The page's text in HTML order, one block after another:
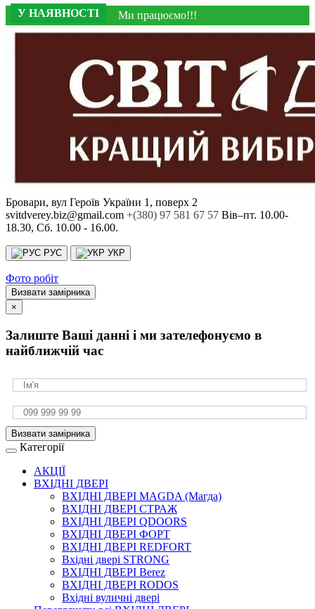
Ми працюємо!!!
Бровари, вул Героїв України 1, поверх 2
svitdverey.biz@gmail.com +(380) 97 581 67 57 Вів–пт. 10.00-
18.30, Сб. 10.00 - 16.00.
РУС УКР
Фото робіт
Визвати замірника
×
Залиште Ваші данні і ми зателефонуємо в
найближчій час
Визвати замірника
Категорії
АКЦІЇ
ВХІДНІ ДВЕРІ
ВХІДНІ ДВЕРІ МAGDA (Магда)
ВХІДНІ ДВЕРІ СТРАЖ
ВХІДНІ ДВЕРІ QDOORS
ВХІДНІ ДВЕРІ ФОРТ
ВХІДНІ ДВЕРІ REDFORT
Вхідні двері STRONG
ВХІДНІ ДВЕРІ Berez
ВХІДНІ ДВЕРІ RODOS
Вхідні вуличні двері
У НАЯВНОСТІ
У НАЯВНОСТІ
У НАЯВНОСТІ
У НАЯВНОСТІ
У НАЯВНОСТІ
У НАЯВНОСТІ
У НАЯВНОСТІ
У НАЯВНОСТІ